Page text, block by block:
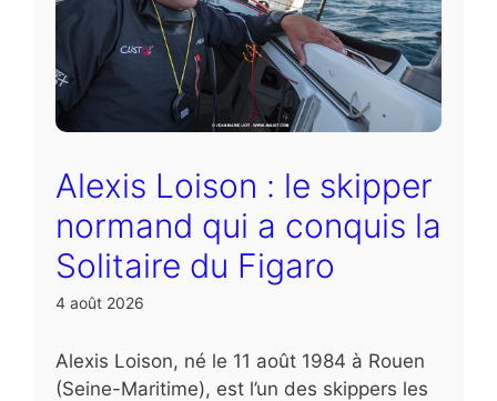
Alexis Loison : le skipper
normand qui a conquis la
Solitaire du Figaro
4 août 2026
Alexis Loison, né le 11 août 1984 à Rouen
(Seine-Maritime), est l’un des skippers les